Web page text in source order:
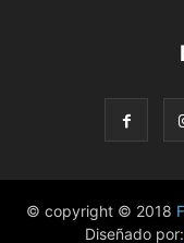
© copyright © 2018
Diseñado por: